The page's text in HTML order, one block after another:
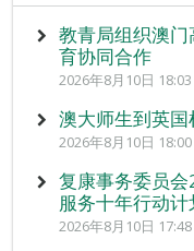
教青局组织澳
育协同合作
2026年8月10日 18:03
澳大师生到英
2026年8月10日 18:00
复康事务委员
服务十年行动
2026年8月10日 17:48